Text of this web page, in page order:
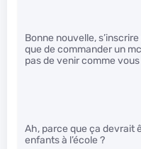
Bonne nouvelle,
que de commander un
pas de venir comme
Ah, parce que ça devrait
enfants à l’école ?